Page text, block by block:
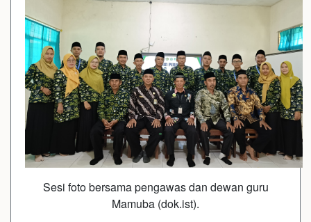
Sesi foto bersama pengawas dan dewan guru
Mamuba (dok.ist).